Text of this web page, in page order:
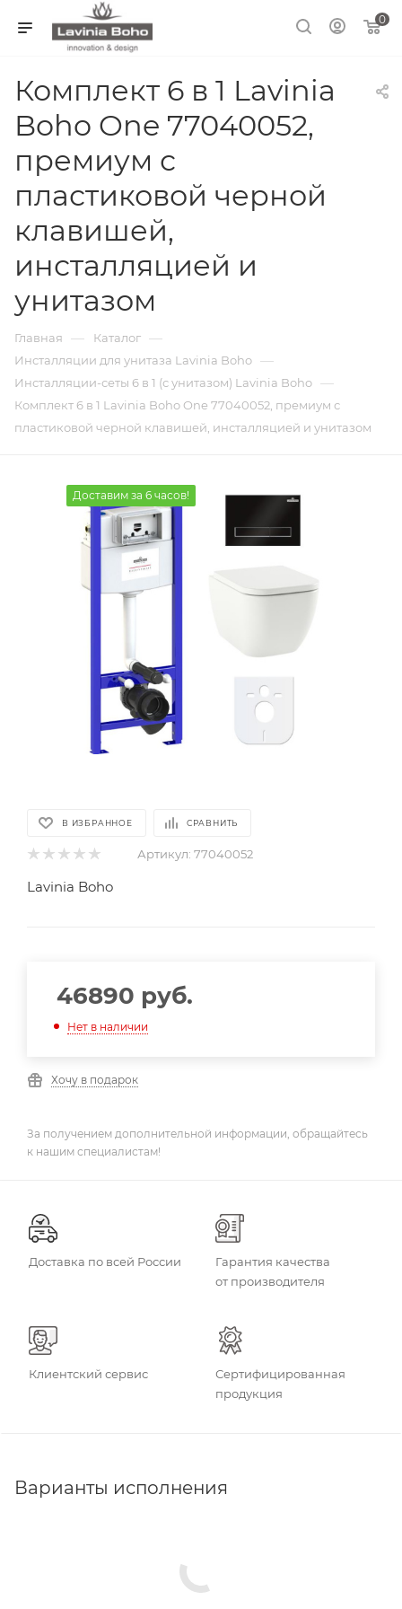
0
Комплект 6 в 1 Lavinia
Boho One 77040052,
премиум с
пластиковой черной
клавишей,
инсталляцией и
унитазом
Главная — Каталог —
Инсталляции для унитаза Lavinia Boho —
Инсталляции-сеты 6 в 1 (с унитазом) Lavinia Boho —
Комплект 6 в 1 Lavinia Boho One 77040052, премиум с
пластиковой черной клавишей, инсталляцией и унитазом
Доставим за 6 часов!
В ИЗБРАННОЕ СРАВНИТЬ
Артикул: 77040052
Lavinia Boho
46890 руб.
Нет в наличии
Хочу в подарок
За получением дополнительной информации, обращайтесь
к нашим специалистам!
Доставка по всей России
Гарантия качества
от производителя
Клиентский сервис
Сертифицированная
продукция
Варианты исполнения